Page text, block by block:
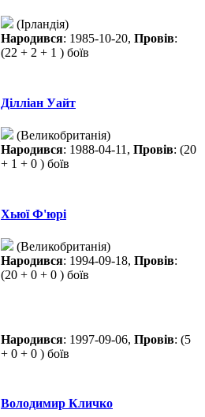
(Ірландія)
Народився: 1985-10-20, Провів:
(22 + 2 + 1 ) боїв
Ділліан Уайт
(Великобританія)
Народився: 1988-04-11, Провів: (20
+ 1 + 0 ) боїв
Хьюї Ф'юрі
(Великобританія)
Народився: 1994-09-18, Провів:
(20 + 0 + 0 ) боїв
Народився: 1997-09-06, Провів: (5
+ 0 + 0 ) боїв
Володимир Кличко